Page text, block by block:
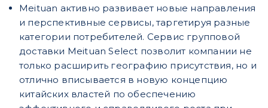
Meituan активно развивает новые направления
и перспективные сервисы, таргетируя разные
категории потребителей. Сервис групповой
доставки Meituan Select позволит компании не
только расширить географию присутствия, но и
отлично вписывается в новую концепцию
китайских властей по обеспечению